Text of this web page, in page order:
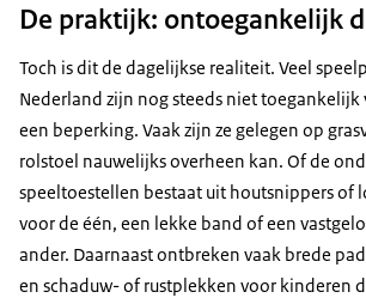
De praktijk: ontoegankelijk
Toch is dit de dagelijkse realiteit. Veel
Nederland zijn nog steeds niet
een beperking. Vaak zijn ze gelegen op
rolstoel nauwelijks overheen kan. Of de
speeltoestellen bestaat uit houtsnippers of
voor de één, een lekke band of een
ander. Daarnaast ontbreken vaak brede
en schaduw- of rustplekken voor kinderen